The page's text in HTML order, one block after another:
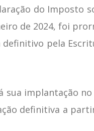
do Imposto
de 2024, foi
pela
sua implantação
definitiva a